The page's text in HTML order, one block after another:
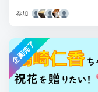
参加
企画完了